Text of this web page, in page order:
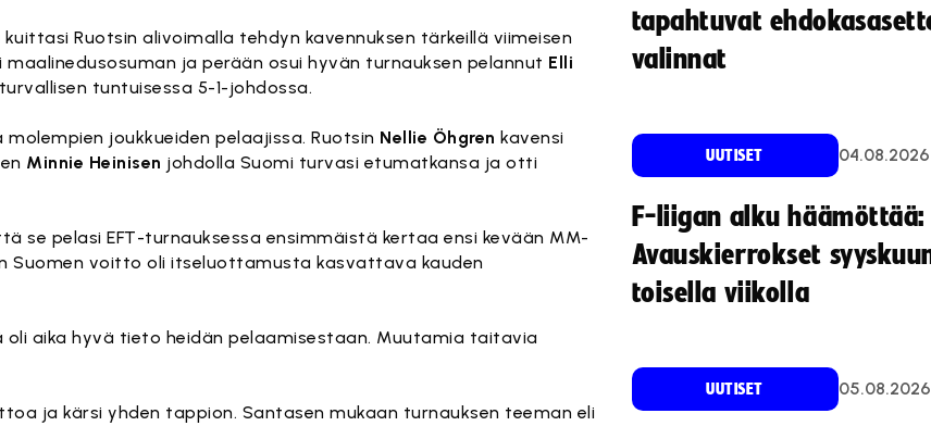
Ruotsin alivoimalla tehdyn kavennuksen tärkeillä viimeisen
maalinedusosuman ja perään osui hyvän turnauksen pelannut Elli
tuntuisessa 5-1-johdossa.
joukkueiden pelaajissa. Ruotsin Nellie Öhgren kavensi
Minnie Heinisen johdolla Suomi turvasi etumatkansa ja otti
se pelasi EFT-turnauksessa ensimmäistä kertaa ensi kevään MM-
Suomen voitto oli itseluottamusta kasvattava kauden
oli aika hyvä tieto heidän pelaamisestaan. Muutamia taitavia
ja kärsi yhden tappion. Santasen mukaan turnauksen teeman eli
tapahtuvat
valinnat
UUTISET 04.08.2026
F-liigan alku häämöttää:
Avauskierrokset
toisella viikolla
UUTISET 05.08.2026